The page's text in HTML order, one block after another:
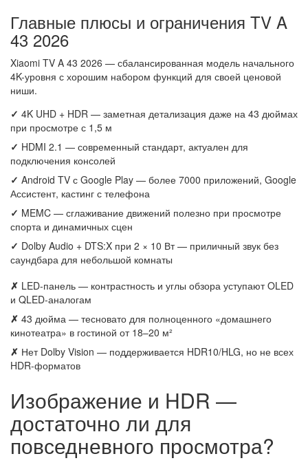
Главные плюсы и ограничения TV A
43 2026
Xiaomi TV A 43 2026 — сбалансированная модель начального
4K-уровня с хорошим набором функций для своей ценовой
ниши.
✓ 4K UHD + HDR — заметная детализация даже на 43 дюймах
при просмотре с 1,5 м
✓ HDMI 2.1 — современный стандарт, актуален для
подключения консолей
✓ Android TV с Google Play — более 7000 приложений, Google
Ассистент, кастинг с телефона
✓ MEMC — сглаживание движений полезно при просмотре
спорта и динамичных сцен
✓ Dolby Audio + DTS:X при 2 × 10 Вт — приличный звук без
саундбара для небольшой комнаты
✗ LED-панель — контрастность и углы обзора уступают OLED
и QLED-аналогам
✗ 43 дюйма — тесновато для полноценного «домашнего
кинотеатра» в гостиной от 18–20 м²
✗ Нет Dolby Vision — поддерживается HDR10/HLG, но не всех
HDR-форматов
Изображение и HDR —
достаточно ли для
повседневного просмотра?